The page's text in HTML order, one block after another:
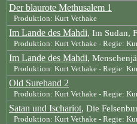
Der blaurote Methusalem 1
Produktion: Kurt Vethake
Im Lande des Mahdi, Im Sudan,
Produktion: Kurt Vethake - Regie:
Im Lande des Mahdi,
Produktion: Kurt Vethake - Regie:
Old Surehand 2
Produktion: Kurt Vethake - Regie:
Satan und Ischariot, Die
Produktion: Kurt Vethake - Regie: